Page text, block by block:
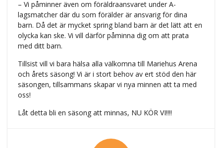
– Vi påminner även om föräldraansvaret under A-
lagsmatcher där du som förälder är ansvarig för dina
barn. Då det är mycket spring bland barn är det lätt att en
olycka kan ske. Vi vill därför påminna dig om att prata
med ditt barn.
Tillsist vill vi bara hälsa alla välkomna till Mariehus Arena
och årets säsong! Vi är i stort behov av ert stöd den här
säsongen, tillsammans skapar vi nya minnen att ta med
oss!
Låt detta bli en säsong att minnas, NU KÖR VI!!!!